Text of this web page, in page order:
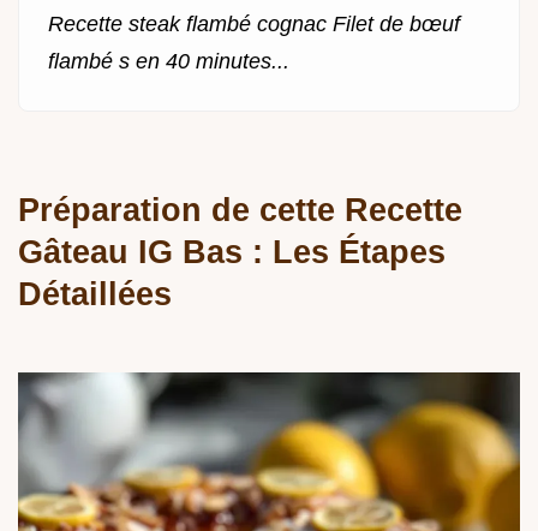
Recette steak flambé cognac Filet de bœuf
flambé s en 40 minutes...
Préparation de cette Recette
Gâteau IG Bas : Les Étapes
Détaillées